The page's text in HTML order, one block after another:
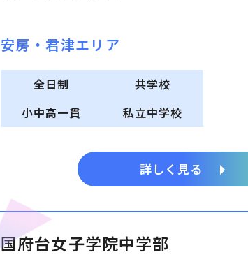
安房・君津エリア
全日制
共学校
小中高一貫
私立中学校
詳しく見る
国府台女子学院中学部